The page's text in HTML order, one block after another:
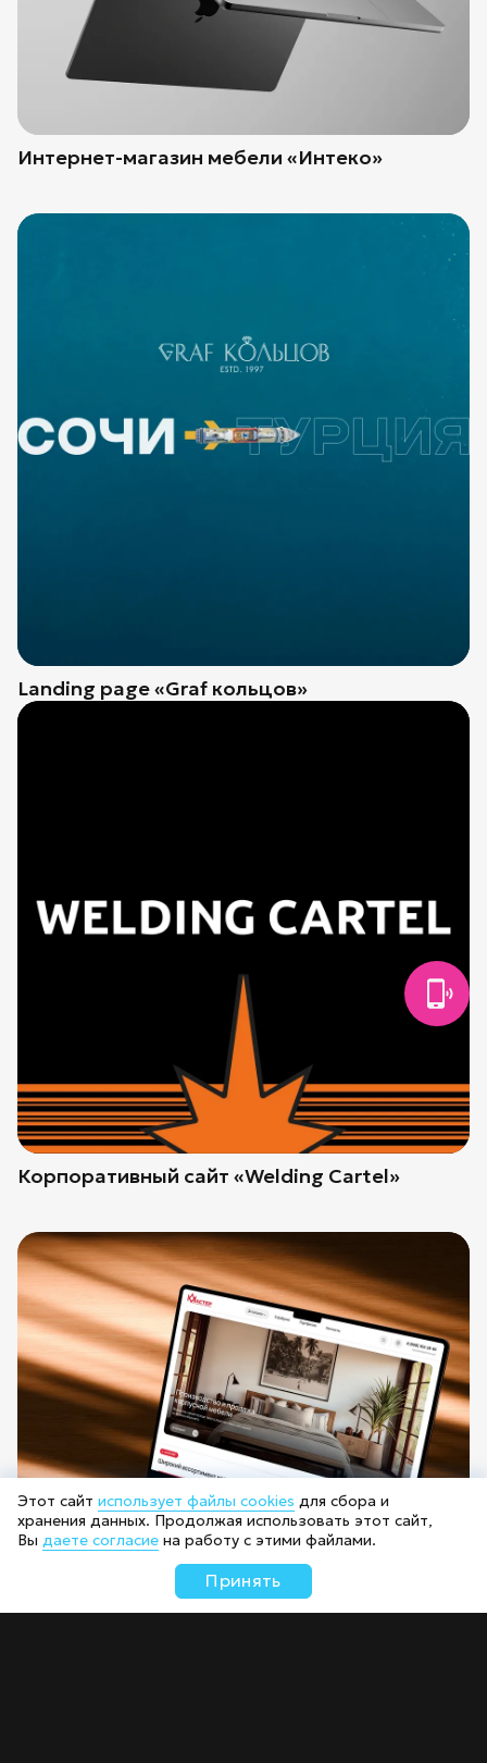
Интернет-магазин мебели «Интеко»
Landing page «Graf кольцов»
Корпоративный сайт «Welding Cartel»
Этот сайт использует файлы cookies для сбора и
хранения данных. Продолжая использовать этот сайт,
Вы даете согласие на работу с этими файлами.
Принять